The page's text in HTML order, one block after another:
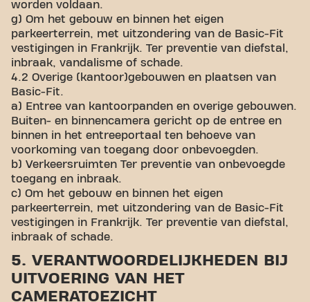
worden voldaan.
g) Om het gebouw en binnen het eigen
parkeerterrein, met uitzondering van de Basic-Fit
vestigingen in Frankrijk. Ter preventie van diefstal,
inbraak, vandalisme of schade.
4.2 Overige (kantoor)gebouwen en plaatsen van
Basic-Fit.
a) Entree van kantoorpanden en overige gebouwen.
Buiten- en binnencamera gericht op de entree en
binnen in het entreeportaal ten behoeve van
voorkoming van toegang door onbevoegden.
b) Verkeersruimten Ter preventie van onbevoegde
toegang en inbraak.
c) Om het gebouw en binnen het eigen
parkeerterrein, met uitzondering van de Basic-Fit
vestigingen in Frankrijk. Ter preventie van diefstal,
inbraak of schade.
5. VERANTWOORDELIJKHEDEN BIJ
UITVOERING VAN HET
CAMERATOEZICHT